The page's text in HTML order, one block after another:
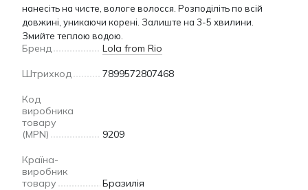
нанесіть на чисте, вологе волосся. Розподіліть по всій
довжині, уникаючи корені. Залиште на 3-5 хвилини.
Змийте теплою водою.
Бренд Lola from Rio
Штрихкод 7899572807468
Код
виробника
товару
(MPN)
9209
Країна-
виробник
товару
Бразилія